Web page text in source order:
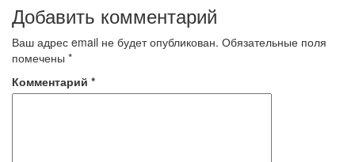
Добавить комментарий
Ваш адрес email не будет опубликован. Обязательные поля
помечены *
Комментарий *